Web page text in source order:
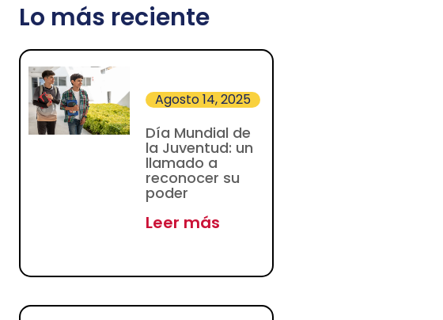
Lo más reciente
Día Mundial de
la Juventud: un
llamado a
reconocer su
poder
Agosto 14, 2025
Leer más